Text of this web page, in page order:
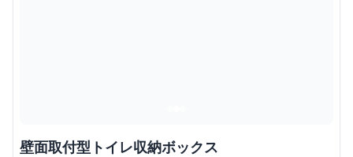
壁面取付型トイレ収納ボックス